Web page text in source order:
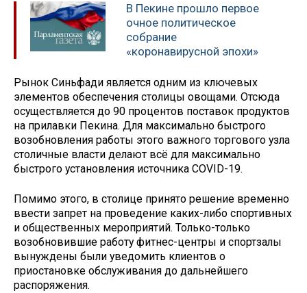
В Пекине прошло первое
очное политическое
собрание
«коронавирусной эпохи»
Рынок Синьфади является одним из ключевых
элементов обеспечения столицы овощами. Отсюда
осуществляется до 90 процентов поставок продуктов
на прилавки Пекина. Для максимально быстрого
возобновления работы этого важного торгового узла
столичные власти делают всё для максимально
быстрого установления источника COVID-19.
Помимо этого, в столице принято решение временно
ввести запрет на проведение каких-либо спортивных
и общественных мероприятий. Только-только
возобновившие работу фитнес-центры и спортзалы
вынуждены были уведомить клиентов о
приостановке обслуживания до дальнейшего
распоряжения.